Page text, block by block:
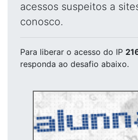
acessos suspeitos a
conosco.
Para liberar o acesso do IP
responda ao desafio abaixo.